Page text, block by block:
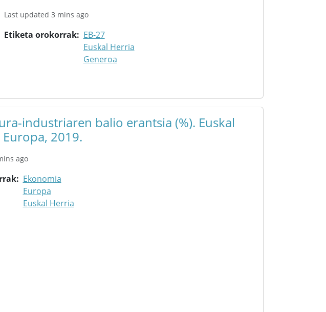
Last updated 3 mins ago
Etiketa orokorrak
EB-27
Euskal Herria
Generoa
industriaren balio erantsia (%). Euskal
2019.
ago
Ekonomia
Europa
Euskal Herria